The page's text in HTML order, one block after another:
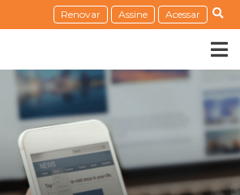
Renovar Assine Acessar